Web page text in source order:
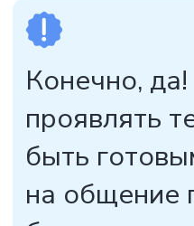
190068, г. Санкт-Петербург
пр-т. Римского-Корсакова, д.
с 9:00 до 18:00